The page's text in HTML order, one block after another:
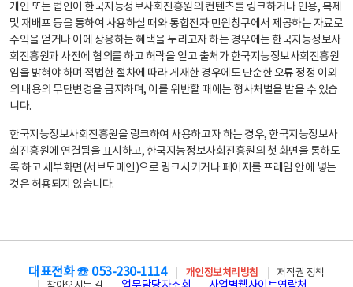
개인 또는 법인이 한국지능정보사회진흥원의 컨텐츠를 링크하거나 인용, 복제
및 재배포 등을 통하여 사용하실 때와 통합전자 민원창구에서 제공하는 자료로
수익을 얻거나 이에 상응하는 혜택을 누리고자 하는 경우에는 한국지능정보사
회진흥원과 사전에 협의를 하고 허락을 얻고 출처가 한국지능정보사회진흥원
임을 밝혀야 하며 적법한 절차에 따라 게재한 경우에도 단순한 오류 정정 이외
의 내용의 무단변경을 금지하며, 이를 위반할 때에는 형사처벌을 받을 수 있습
니다.
한국지능정보사회진흥원을 링크하여 사용하고자 하는 경우, 한국지능정보사
회진흥원에 연결됨을 표시하고, 한국지능정보사회진흥원의 첫 화면을 통하도
록 하고 세부화면(서브도메인)으로 링크시키거나 페이지를 프레임 안에 넣는
것은 허용되지 않습니다.
대표전화 ☏ 053-230-1114 개인정보처리방침
저작권 정책